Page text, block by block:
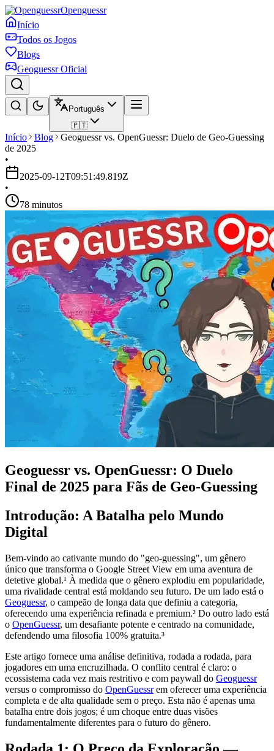
Openguessr
Início
Todos os Jogos
Blogs
Geoguessr Oficial
Português
🇵🇹
Início Blog
Geoguessr vs. OpenGuessr: Duelo de Geo-Guessing
de 2025
•
2025-09-12T09:51:49.819Z
•
78 minutos
Geoguessr vs. OpenGuessr: O Duelo
Final de 2025 para Fãs de Geo-Guessing
Introdução: A Batalha pelo Mundo
Digital
Bem-vindo ao cativante mundo do "geo-guessing", um gênero
único que transforma o Google Street View em uma aventura de
detetive global.¹ À medida que o gênero explodiu em popularidade,
uma rivalidade central está moldando seu futuro. De um lado está o
Geoguessr, o campeão de longa data que definiu a categoria,
oferecendo uma experiência refinada e premium.² Do outro lado está
o OpenGuessr, um desafiante potente e centrado na comunidade,
defendendo uma filosofia 100% gratuita.³
Este artigo fornece uma análise definitiva, rodada a rodada, para
jogadores em uma encruzilhada. O conflito central é claro: o
ecossistema cada vez mais restritivo e com paywall do Geoguessr
versus o compromisso do OpenGuessrem oferecer uma experiência
completa e de alta qualidade sem o preço. Esta não é apenas uma
batalha entre dois jogos; é um choque entre duas visões
fundamentalmente diferentes para o futuro do gênero.